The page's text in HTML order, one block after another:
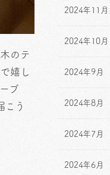
のテ
嬉し
ブ
こう
2024年11月
2024年10月
2024年9月
2024年8月
2024年7月
2024年6月